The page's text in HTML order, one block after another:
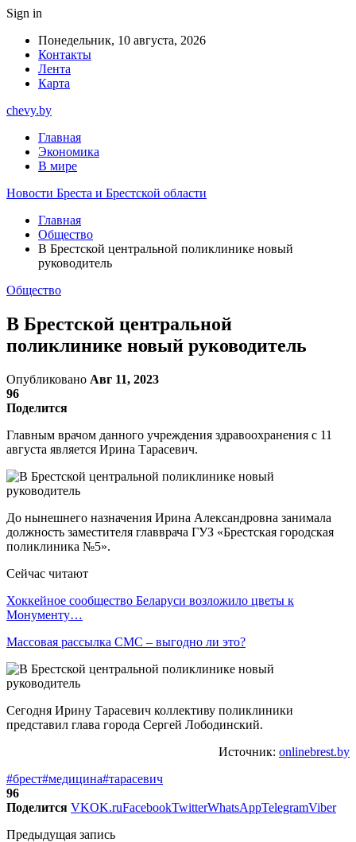
Sign in
Понедельник, 10 августа, 2026
Контакты
Лента
Карта
chevy.by
Главная
Экономика
В мире
Новости Бреста и Брестской области
Главная
Общество
В Брестской центральной поликлинике новый
руководитель
Общество
В Брестской центральной
поликлинике новый руководитель
Опубликовано Авг 11, 2023
96
Поделится
Главным врачом данного учреждения здравоохранения с 11
августа является Ирина Тарасевич.
До нынешнего назначения Ирина Александровна занимала
должность заместителя главврача ГУЗ «Брестская городская
поликлиника №5».
Сейчас читают
Хоккейное сообщество Беларуси возложило цветы к
Монументу…
Массовая рассылка СМС – выгодно ли это?
Сегодня Ирину Тарасевич коллективу поликлиники
представил глава города Сергей Лободинский.
Источник: onlinebrest.by
#брест#медицина#тарасевич
96
Поделится VKOK.ruFacebookTwitterWhatsAppTelegramViber
Предыдущая запись